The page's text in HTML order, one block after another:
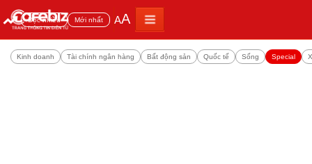
Đọc nhiều Mới nhất AA
Kinh doanh Tài chính ngân hàng Bất động sản Quốc tế Sống Special